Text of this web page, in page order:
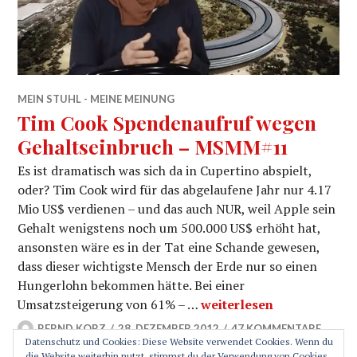
MEIN STUHL - MEINE MEINUNG
Tim Cook Spendenaufruf wegen
Gehaltseinbruch – MSMM#11
Es ist dramatisch was sich da in Cupertino abspielt,
oder? Tim Cook wird für das abgelaufene Jahr nur 4.17
Mio US$ verdienen – und das auch NUR, weil Apple sein
Gehalt wenigstens noch um 500.000 US$ erhöht hat,
ansonsten wäre es in der Tat eine Schande gewesen,
dass dieser wichtigste Mensch der Erde nur so einen
Hungerlohn bekommen hätte. Bei einer
Umsatzsteigerung von 61% – …Tim Cook
weiterlesen
BERND KORZ 28. DEZEMBER 2012 47 KOMMENTARE
Datenschutz und Cookies: Diese Website verwendet Cookies. Wenn du